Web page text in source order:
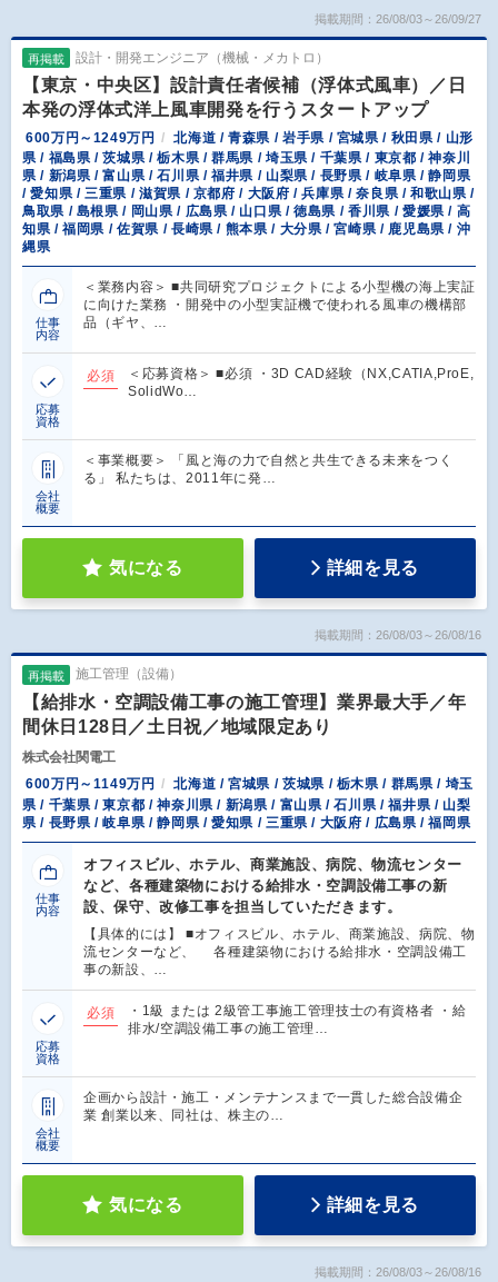
掲載期間：26/08/03～26/09/27
再掲載 設計・開発エンジニア（機械・メカトロ）
【東京・中央区】設計責任者候補（浮体式風車）／日
本発の浮体式洋上風車開発を行うスタートアップ
600万円～1249万円
北海道 / 青森県 / 岩手県 / 宮城県 / 秋田県 / 山形
県 / 福島県 / 茨城県 / 栃木県 / 群馬県 / 埼玉県 / 千葉県 / 東京都 / 神奈川
県 / 新潟県 / 富山県 / 石川県 / 福井県 / 山梨県 / 長野県 / 岐阜県 / 静岡県
/ 愛知県 / 三重県 / 滋賀県 / 京都府 / 大阪府 / 兵庫県 / 奈良県 / 和歌山県 /
鳥取県 / 島根県 / 岡山県 / 広島県 / 山口県 / 徳島県 / 香川県 / 愛媛県 / 高
知県 / 福岡県 / 佐賀県 / 長崎県 / 熊本県 / 大分県 / 宮崎県 / 鹿児島県 / 沖
縄県
仕事
内容
＜業務内容＞ ■共同研究プロジェクトによる小型機の海上実証
に向けた業務 ・開発中の小型実証機で使われる風車の機構部
品（ギヤ、…
応募
資格
必須
＜応募資格＞ ■必須 ・3D CAD経験（NX,CATIA,ProE,
SolidWo…
会社
概要
＜事業概要＞ 「風と海の力で自然と共生できる未来をつく
る」 私たちは、2011年に発…
気になる 詳細を見る
掲載期間：26/08/03～26/08/16
再掲載 施工管理（設備）
【給排水・空調設備工事の施工管理】業界最大手／年
間休日128日／土日祝／地域限定あり
株式会社関電工
600万円～1149万円
北海道 / 宮城県 / 茨城県 / 栃木県 / 群馬県 / 埼玉
県 / 千葉県 / 東京都 / 神奈川県 / 新潟県 / 富山県 / 石川県 / 福井県 / 山梨
県 / 長野県 / 岐阜県 / 静岡県 / 愛知県 / 三重県 / 大阪府 / 広島県 / 福岡県
仕事
内容
オフィスビル、ホテル、商業施設、病院、物流センター
など、各種建築物における給排水・空調設備工事の新
設、保守、改修工事を担当していただきます。
【具体的には】 ■オフィスビル、ホテル、商業施設、病院、物
流センターなど、 各種建築物における給排水・空調設備工
事の新設、…
応募
資格
必須
・1級 または 2級管工事施工管理技士の有資格者 ・給
排水/空調設備工事の施工管理…
会社
概要
企画から設計・施工・メンテナンスまで一貫した総合設備企
業 創業以来、同社は、株主の…
気になる 詳細を見る
掲載期間：26/08/03～26/08/16